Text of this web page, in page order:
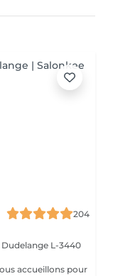
204
Dudelange L-3440
accueillons pour